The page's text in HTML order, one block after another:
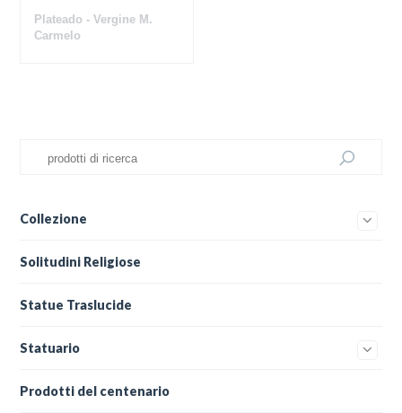
Plateado - Vergine M.
Carmelo
Collezione
Solitudini Religiose
Statue Traslucide
Statuario
Prodotti del centenario